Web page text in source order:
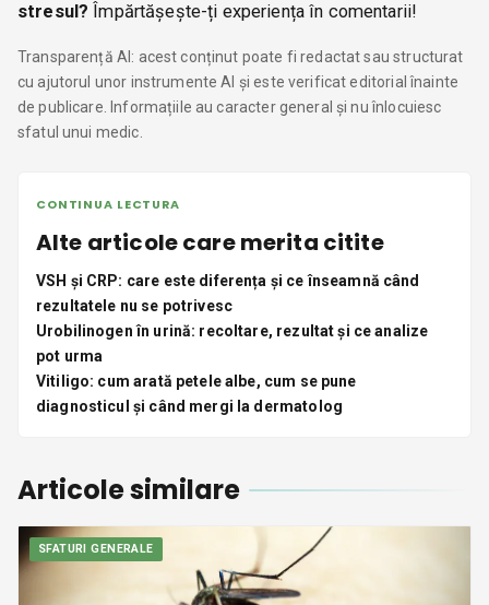
stresul? Împărtășește-ți experiența în comentarii!
Transparență AI: acest conținut poate fi redactat sau structurat
cu ajutorul unor instrumente AI și este verificat editorial înainte
de publicare. Informațiile au caracter general și nu înlocuiesc
sfatul unui medic.
CONTINUA LECTURA
Alte articole care merita citite
VSH și CRP: care este diferența și ce înseamnă când
rezultatele nu se potrivesc
Urobilinogen în urină: recoltare, rezultat și ce analize
pot urma
Vitiligo: cum arată petele albe, cum se pune
diagnosticul și când mergi la dermatolog
Articole similare
SFATURI GENERALE